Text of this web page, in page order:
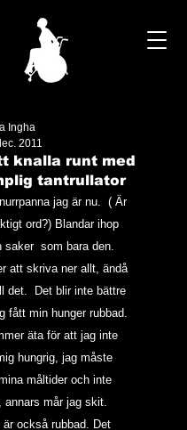
knalla runt med
tantrullator
Ingha
2011
jag är nu.  ( Är
ord?) Blandar ihop
saker  som bara den.
att skriva ner allt, ändå
det.  Det blir inte bättre
fått min hunger rubbad.
äta för att jag inte
hungrig, jag måste
måltider och inte
annars mår jag skit.
är också rubbad. Det